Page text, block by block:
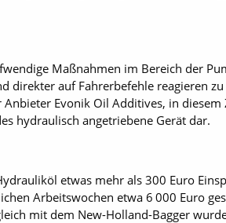
Maßnahmen im Bereich der
direkter auf Fahrerbefehle reagieren
Evonik Oil Addi­tives, in diesem
hydraulisch angetriebene Gerät dar.
etwas mehr als 300 Euro
Arbeitswochen etwa 6 000 Euro
mit dem New-Holland-Bagger